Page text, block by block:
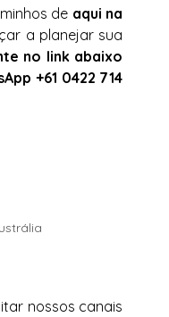
de aqui na
a planejar sua
no link abaixo
+61 0422 714
nossos canais